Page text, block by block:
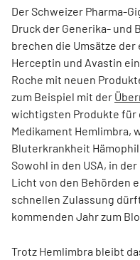
Der Schweizer Pharma-
Druck der Generika- und
brechen die Umsätze
Herceptin und Avastin
Roche mit neuen
zum Beispiel mit der
wichtigsten Produkte für
Medikament Hemlimbra,
Bluterkrankheit
Sowohl in den USA, in
Licht von den Behörden
schnellen Zulassung
kommenden Jahr zum
Trotz Hemlimbra bleibt